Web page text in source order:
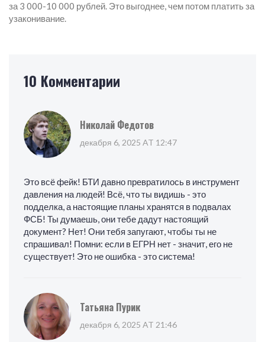
за 3 000-10 000 рублей. Это выгоднее, чем потом платить за
узаконивание.
10 Комментарии
Николай Федотов
декабря 6, 2025 AT 12:47
Это всё фейк! БТИ давно превратилось в инструмент
давления на людей! Всё, что ты видишь - это
подделка, а настоящие планы хранятся в подвалах
ФСБ! Ты думаешь, они тебе дадут настоящий
документ? Нет! Они тебя запугают, чтобы ты не
спрашивал! Помни: если в ЕГРН нет - значит, его не
существует! Это не ошибка - это система!
Татьяна Пурик
декабря 6, 2025 AT 21:46